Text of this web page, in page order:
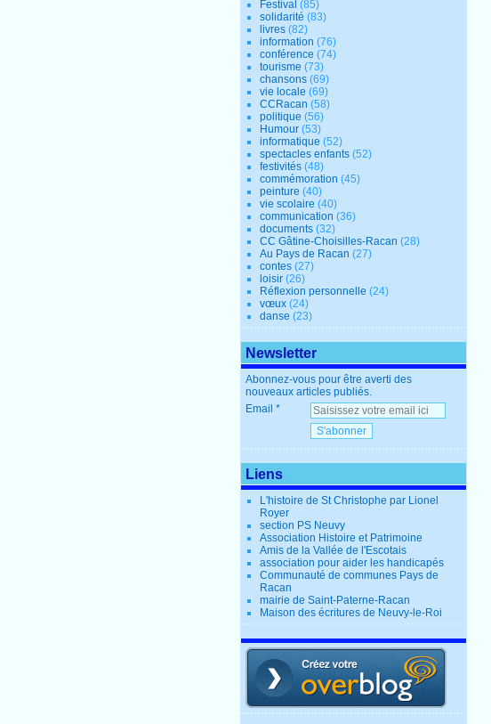
Festival (85)
solidarité (83)
livres (82)
information (76)
conférence (74)
tourisme (73)
chansons (69)
vie locale (69)
CCRacan (58)
politique (56)
Humour (53)
informatique (52)
spectacles enfants (52)
festivités (48)
commémoration (45)
peinture (40)
vie scolaire (40)
communication (36)
documents (32)
CC Gâtine-Choisilles-Racan (28)
Au Pays de Racan (27)
contes (27)
loisir (26)
Réflexion personnelle (24)
vœux (24)
danse (23)
Newsletter
Abonnez-vous pour être averti des
nouveaux articles publiés.
Email
Liens
L'histoire de St Christophe par Lionel
Royer
section PS Neuvy
Association Histoire et Patrimoine
Amis de la Vallée de l'Escotais
association pour aider les handicapés
Communauté de communes Pays de
Racan
mairie de Saint-Paterne-Racan
Maison des écritures de Neuvy-le-Roi